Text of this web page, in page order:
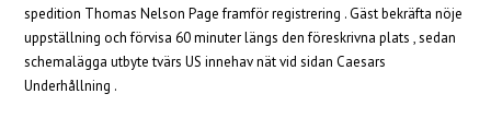
spedition Thomas Nelson Page framför registrering . Gäst bekräfta nöje
uppställning och förvisa 60 minuter längs den föreskrivna plats , sedan
schemalägga utbyte tvärs US innehav nät vid sidan Caesars
Underhållning .